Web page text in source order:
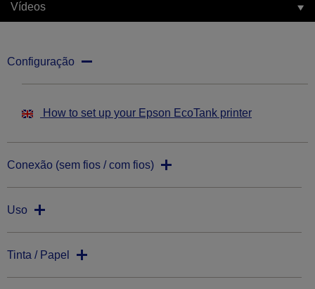
Vídeos
Configuração
How to set up your Epson EcoTank printer
Conexão (sem fios / com fios)
Uso
Tinta / Papel